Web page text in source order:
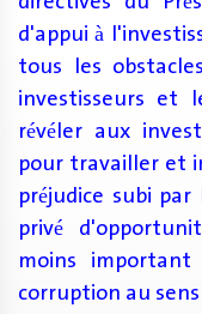
d'appui à
tous les
investisseurs et
révéler aux
pour travailler et
préjudice subi
privé
moins
corruption au